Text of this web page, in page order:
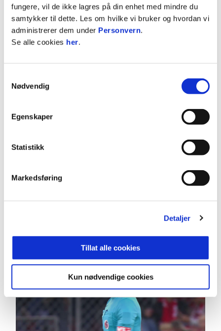
fungere, vil de ikke lagres på din enhet med mindre du
samtykker til dette. Les om hvilke vi bruker og hvordan vi
administrerer dem under Personvern.
Se alle cookies her.
Nødvendig
Egenskaper
Statistikk
Markedsføring
Detaljer
Tillat alle cookies
Kun nødvendige cookies
18.7.2026 | 00:03:00
Molde - Brann 1-2